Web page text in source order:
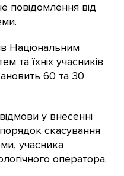
повідомлення від
Національним
та їхніх учасників
60 та 30
у внесенні
скасування
учасника
оператора.